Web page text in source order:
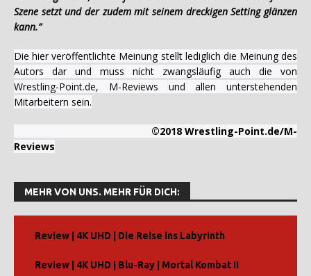
Szene setzt und der zudem mit seinem dreckigen Setting glänzen
kann.”
Die hier veröffentlichte Meinung stellt lediglich die Meinung des
Autors dar und muss nicht zwangsläufig auch die von
Wrestling-Point.de, M-Reviews und allen unterstehenden
Mitarbeitern sein.
©2018 Wrestling-Point.de/M-
Reviews
MEHR VON UNS. MEHR FÜR DICH:
Review | 4K UHD | Die Reise ins Labyrinth
Review | 4K UHD | Blu-Ray | Mortal Kombat II